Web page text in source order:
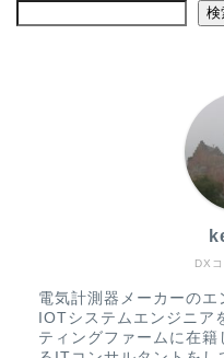
検
DX
電気計測器メーカーの
IOTシステムエンジニア
ティングファームに在